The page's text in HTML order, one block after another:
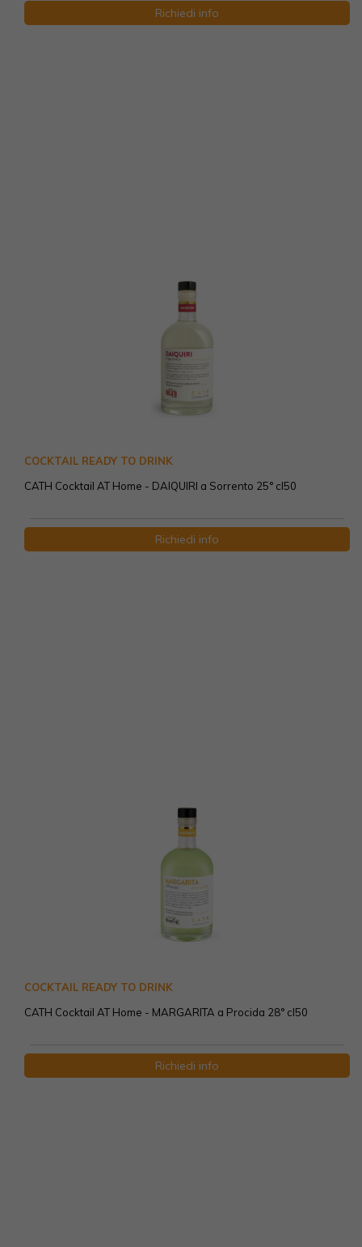
Richiedi info
COCKTAIL READY TO DRINK
CATH Cocktail AT Home - DAIQUIRI a Sorrento 25° cl50
Richiedi info
COCKTAIL READY TO DRINK
CATH Cocktail AT Home - MARGARITA a Procida 28° cl50
Richiedi info